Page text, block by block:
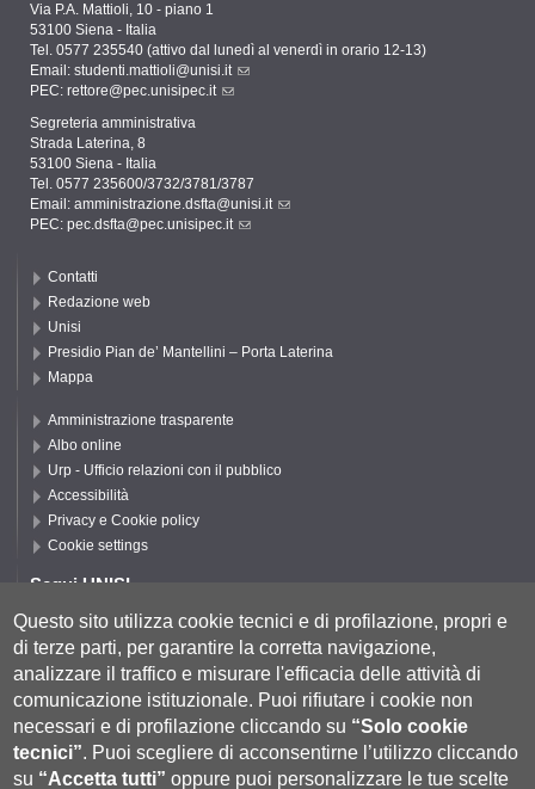
Via P.A. Mattioli, 10 - piano 1
53100 Siena - Italia
Tel. 0577 235540 (attivo dal lunedì al venerdì in orario 12-13)
Email: studenti.mattioli@unisi.it
PEC: rettore@pec.unisipec.it
Segreteria amministrativa
Strada Laterina, 8
53100 Siena - Italia
Tel. 0577 235600/3732/3781/3787
Email: amministrazione.dsfta@unisi.it
PEC: pec.dsfta@pec.unisipec.it
Contatti
Redazione web
Unisi
Presidio Pian de’ Mantellini – Porta Laterina
Mappa
Amministrazione trasparente
Albo online
Urp - Ufficio relazioni con il pubblico
Accessibilità
Privacy e Cookie policy
Cookie settings
Segui UNISI
Segui DSFTA
Questo sito utilizza cookie tecnici e di profilazione, propri e
di terze parti, per garantire la corretta navigazione,
analizzare il traffico e misurare l'efficacia delle attività di
comunicazione istituzionale. Puoi rifiutare i cookie non
necessari e di profilazione cliccando su “Solo cookie
tecnici”. Puoi scegliere di acconsentirne l’utilizzo cliccando
su “Accetta tutti” oppure puoi personalizzare le tue scelte